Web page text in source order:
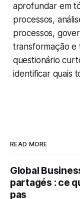
aprofundar em
processos,
processos,
transformação e
questionário
identificar quais
READ MORE
Global
partagés : ce
pas